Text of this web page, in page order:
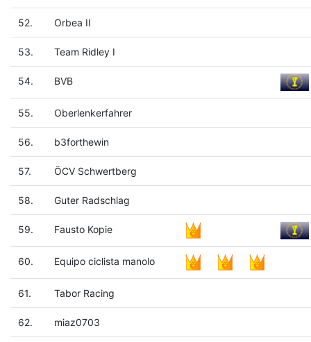
52. Orbea II
53. Team Ridley I
54. BVB
55. Oberlenkerfahrer
56. b3forthewin
57. ÖCV Schwertberg
58. Guter Radschlag
59. Fausto Kopie
60. Equipo ciclista manolo
61. Tabor Racing
62. miaz0703